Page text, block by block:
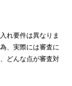
れ要件は異なりま
、実際には審査に
どんな点が審査対